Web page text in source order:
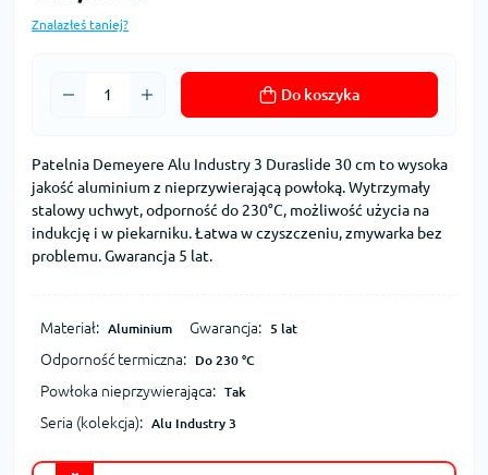
Znalazłeś taniej?
Do koszyka
Patelnia Demeyere Alu Industry 3 Duraslide 30 cm to wysoka
jakość aluminium z nieprzywierającą powłoką. Wytrzymały
stalowy uchwyt, odporność do 230°C, możliwość użycia na
indukcję i w piekarniku. Łatwa w czyszczeniu, zmywarka bez
problemu. Gwarancja 5 lat.
Materiał: Aluminium Gwarancja: 5 lat
Odporność termiczna: Do 230 °C
Powłoka nieprzywierająca: Tak
Seria (kolekcja): Alu Industry 3